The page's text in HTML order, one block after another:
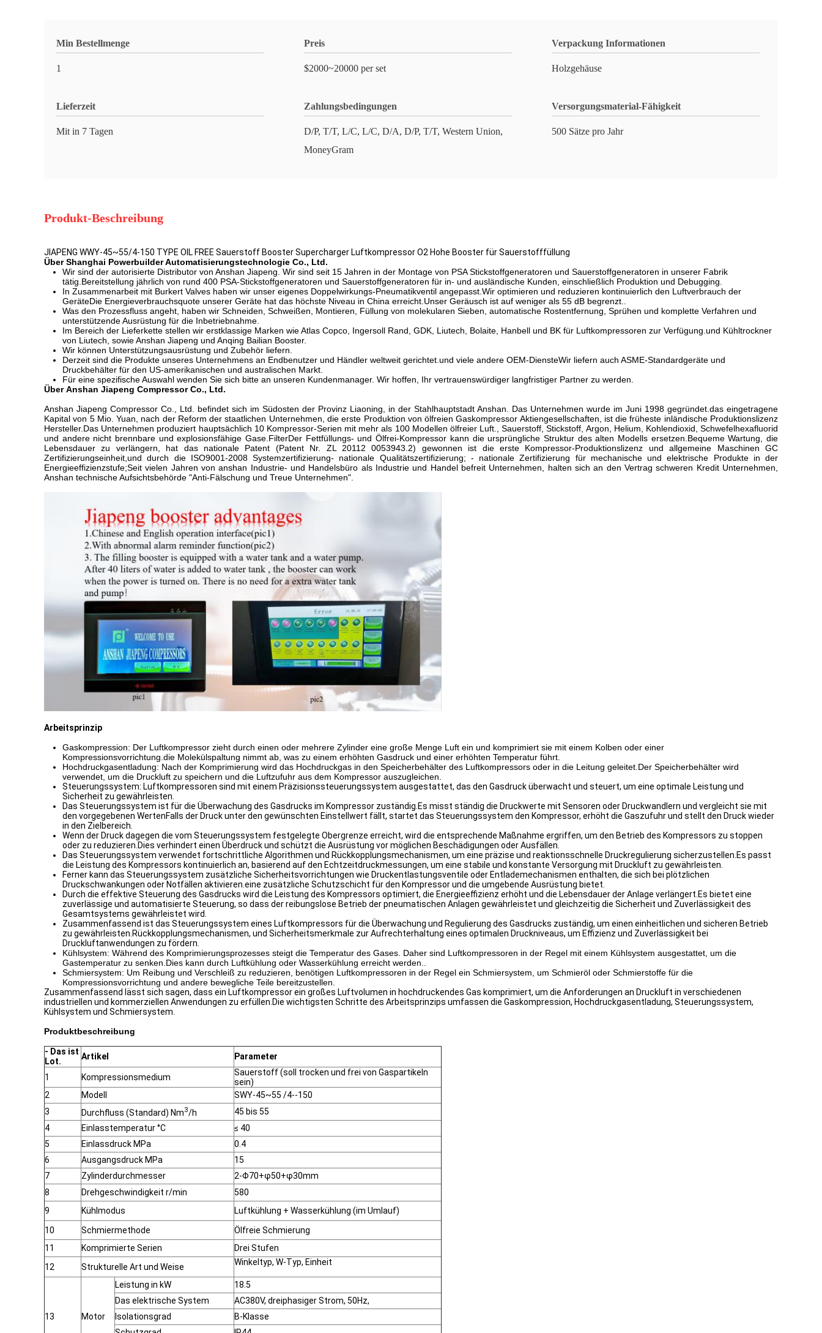
Min Bestellmenge
1
Preis
$2000~20000 per set
Verpackung Informationen
Holzgehäuse
Lieferzeit
Mit in 7 Tagen
Zahlungsbedingungen
D/P, T/T, L/C, L/C, D/A, D/P, T/T, Western Union,
MoneyGram
Versorgungsmaterial-Fähigkeit
500 Sätze pro Jahr
Produkt-Beschreibung
JIAPENG WWY-45~55/4-150 TYPE OIL FREE Sauerstoff Booster Supercharger Luftkompressor O2 Hohe Booster für Sauerstofffüllung
Über Shanghai Powerbuilder Automatisierungstechnologie Co., Ltd.
Wir sind der autorisierte Distributor von Anshan Jiapeng. Wir sind seit 15 Jahren in der Montage von PSA Stickstoffgeneratoren und Sauerstoffgeneratoren in unserer Fabrik
tätig.Bereitstellung jährlich von rund 400 PSA-Stickstoffgeneratoren und Sauerstoffgeneratoren für in- und ausländische Kunden, einschließlich Produktion und Debugging.
In Zusammenarbeit mit Burkert Valves haben wir unser eigenes Doppelwirkungs-Pneumatikventil angepasst.Wir optimieren und reduzieren kontinuierlich den Luftverbrauch der
GeräteDie Energieverbrauchsquote unserer Geräte hat das höchste Niveau in China erreicht.Unser Geräusch ist auf weniger als 55 dB begrenzt..
Was den Prozessfluss angeht, haben wir Schneiden, Schweißen, Montieren, Füllung von molekularen Sieben, automatische Rostentfernung, Sprühen und komplette Verfahren und
unterstützende Ausrüstung für die Inbetriebnahme.
Im Bereich der Lieferkette stellen wir erstklassige Marken wie Atlas Copco, Ingersoll Rand, GDK, Liutech, Bolaite, Hanbell und BK für Luftkompressoren zur Verfügung.und Kühltrockner
von Liutech, sowie Anshan Jiapeng und Anqing Bailian Booster.
Wir können Unterstützungsausrüstung und Zubehör liefern.
Derzeit sind die Produkte unseres Unternehmens an Endbenutzer und Händler weltweit gerichtet.und viele andere OEM-DiensteWir liefern auch ASME-Standardgeräte und
Druckbehälter für den US-amerikanischen und australischen Markt.
Für eine spezifische Auswahl wenden Sie sich bitte an unseren Kundenmanager. Wir hoffen, Ihr vertrauenswürdiger langfristiger Partner zu werden.
Über Anshan Jiapeng Compressor Co., Ltd.
Anshan Jiapeng Compressor Co., Ltd. befindet sich im Südosten der Provinz Liaoning, in der Stahlhauptstadt Anshan. Das Unternehmen wurde im Juni 1998 gegründet.das eingetragene
Kapital von 5 Mio. Yuan, nach der Reform der staatlichen Unternehmen, die erste Produktion von ölfreien Gaskompressor Aktiengesellschaften, ist die früheste inländische Produktionslizenz
Hersteller.Das Unternehmen produziert hauptsächlich 10 Kompressor-Serien mit mehr als 100 Modellen ölfreier Luft., Sauerstoff, Stickstoff, Argon, Helium, Kohlendioxid, Schwefelhexafluorid
und andere nicht brennbare und explosionsfähige Gase.FilterDer Fettfüllungs- und Ölfrei-Kompressor kann die ursprüngliche Struktur des alten Modells ersetzen.Bequeme Wartung, die
Lebensdauer zu verlängern, hat das nationale Patent (Patent Nr. ZL 20112 0053943.2) gewonnen ist die erste Kompressor-Produktionslizenz und allgemeine Maschinen GC
Zertifizierungseinheit,und durch die ISO9001-2008 Systemzertifizierung- nationale Qualitätszertifizierung; - nationale Zertifizierung für mechanische und elektrische Produkte in der
Energieeffizienzstufe;Seit vielen Jahren von anshan Industrie- und Handelsbüro als Industrie und Handel befreit Unternehmen, halten sich an den Vertrag schweren Kredit Unternehmen,
Anshan technische Aufsichtsbehörde "Anti-Fälschung und Treue Unternehmen".
Arbeitsprinzip
Gaskompression: Der Luftkompressor zieht durch einen oder mehrere Zylinder eine große Menge Luft ein und komprimiert sie mit einem Kolben oder einer
Kompressionsvorrichtung.die Molekülspaltung nimmt ab, was zu einem erhöhten Gasdruck und einer erhöhten Temperatur führt.
Hochdruckgasentladung: Nach der Komprimierung wird das Hochdruckgas in den Speicherbehälter des Luftkompressors oder in die Leitung geleitet.Der Speicherbehälter wird
verwendet, um die Druckluft zu speichern und die Luftzufuhr aus dem Kompressor auszugleichen.
Steuerungssystem: Luftkompressoren sind mit einem Präzisionssteuerungssystem ausgestattet, das den Gasdruck überwacht und steuert, um eine optimale Leistung und
Sicherheit zu gewährleisten.
Das Steuerungssystem ist für die Überwachung des Gasdrucks im Kompressor zuständig.Es misst ständig die Druckwerte mit Sensoren oder Druckwandlern und vergleicht sie mit
den vorgegebenen WertenFalls der Druck unter den gewünschten Einstellwert fällt, startet das Steuerungssystem den Kompressor, erhöht die Gaszufuhr und stellt den Druck wieder
in den Zielbereich.
Wenn der Druck dagegen die vom Steuerungssystem festgelegte Obergrenze erreicht, wird die entsprechende Maßnahme ergriffen, um den Betrieb des Kompressors zu stoppen
oder zu reduzieren.Dies verhindert einen Überdruck und schützt die Ausrüstung vor möglichen Beschädigungen oder Ausfällen.
Das Steuerungssystem verwendet fortschrittliche Algorithmen und Rückkopplungsmechanismen, um eine präzise und reaktionsschnelle Druckregulierung sicherzustellen.Es passt
die Leistung des Kompressors kontinuierlich an, basierend auf den Echtzeitdruckmessungen, um eine stabile und konstante Versorgung mit Druckluft zu gewährleisten.
Ferner kann das Steuerungssystem zusätzliche Sicherheitsvorrichtungen wie Druckentlastungsventile oder Entlademechanismen enthalten, die sich bei plötzlichen
Druckschwankungen oder Notfällen aktivieren.eine zusätzliche Schutzschicht für den Kompressor und die umgebende Ausrüstung bietet.
Durch die effektive Steuerung des Gasdrucks wird die Leistung des Kompressors optimiert, die Energieeffizienz erhöht und die Lebensdauer der Anlage verlängert.Es bietet eine
zuverlässige und automatisierte Steuerung, so dass der reibungslose Betrieb der pneumatischen Anlagen gewährleistet und gleichzeitig die Sicherheit und Zuverlässigkeit des
Gesamtsystems gewährleistet wird.
Zusammenfassend ist das Steuerungssystem eines Luftkompressors für die Überwachung und Regulierung des Gasdrucks zuständig, um einen einheitlichen und sicheren Betrieb
zu gewährleisten.Rückkopplungsmechanismen, und Sicherheitsmerkmale zur Aufrechterhaltung eines optimalen Druckniveaus, um Effizienz und Zuverlässigkeit bei
Druckluftanwendungen zu fördern.
Kühlsystem: Während des Komprimierungsprozesses steigt die Temperatur des Gases. Daher sind Luftkompressoren in der Regel mit einem Kühlsystem ausgestattet, um die
Gastemperatur zu senken.Dies kann durch Luftkühlung oder Wasserkühlung erreicht werden..
Schmiersystem: Um Reibung und Verschleiß zu reduzieren, benötigen Luftkompressoren in der Regel ein Schmiersystem, um Schmieröl oder Schmierstoffe für die
Kompressionsvorrichtung und andere bewegliche Teile bereitzustellen.
Zusammenfassend lässt sich sagen, dass ein Luftkompressor ein großes Luftvolumen in hochdruckendes Gas komprimiert, um die Anforderungen an Druckluft in verschiedenen
industriellen und kommerziellen Anwendungen zu erfüllen.Die wichtigsten Schritte des Arbeitsprinzips umfassen die Gaskompression, Hochdruckgasentladung, Steuerungssystem,
Kühlsystem und Schmiersystem.
Produktbeschreibung
- Das ist
Lot.
Artikel Parameter
1 Kompressionsmedium
Sauerstoff (soll trocken und frei von Gaspartikeln
sein)
2
Modell
SWY-45~55 /4--150
3
Durchfluss (Standard) Nm3/h
45 bis 55
4
Einlasstemperatur °C
≤ 40
5
Einlassdruck MPa
0.4
6
Ausgangsdruck MPa
15
7
Zylinderdurchmesser
2-Φ70+φ50+φ30mm
8
Drehgeschwindigkeit r/min
580
9
Kühlmodus
Luftkühlung + Wasserkühlung (im Umlauf)
10
Schmiermethode
Ölfreie Schmierung
11
Komprimierte Serien
Drei Stufen
12
Strukturelle Art und Weise Winkeltyp, W-Typ, Einheit
13 Motor
Leistung in kW
18.5
Das elektrische System
AC380V, dreiphasiger Strom, 50Hz,
Isolationsgrad
B-Klasse